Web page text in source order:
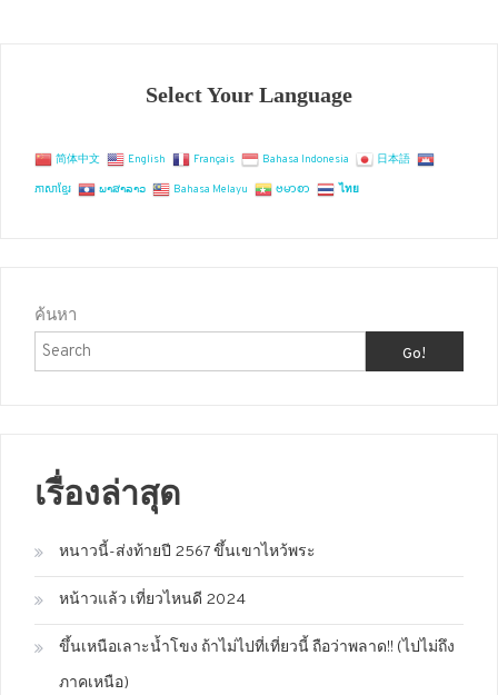
Select Your Language
简体中文 English Français Bahasa Indonesia 日本語
ភាសាខ្មែរ ພາສາລາວ Bahasa Melayu ဗမာစာ ไทย
ค้นหา
Go!
เรื่องล่าสุด
หนาวนี้-ส่งท้ายปี 2567 ขึ้นเขาไหว้พระ
หน้าวแล้ว เที่ยวไหนดี 2024
ขึ้นเหนือเลาะน้ำโขง ถ้าไม่ไปที่เที่ยวนี้ ถือว่าพลาด!! (ไปไม่ถึง
ภาคเหนือ)